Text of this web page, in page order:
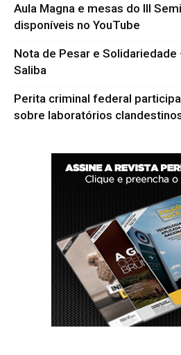
Aula Magna e mesas do III
disponíveis no YouTube
Nota de Pesar e Solidariedade
Saliba
Perita criminal federal
sobre laboratórios